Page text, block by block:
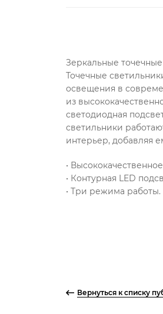
Зеркальные
Точечные
освещения в
из
светодиодная
светильники
интерьер, добавляя
•
• Контурная LED
• Три режима работы.
Вернуться к списку